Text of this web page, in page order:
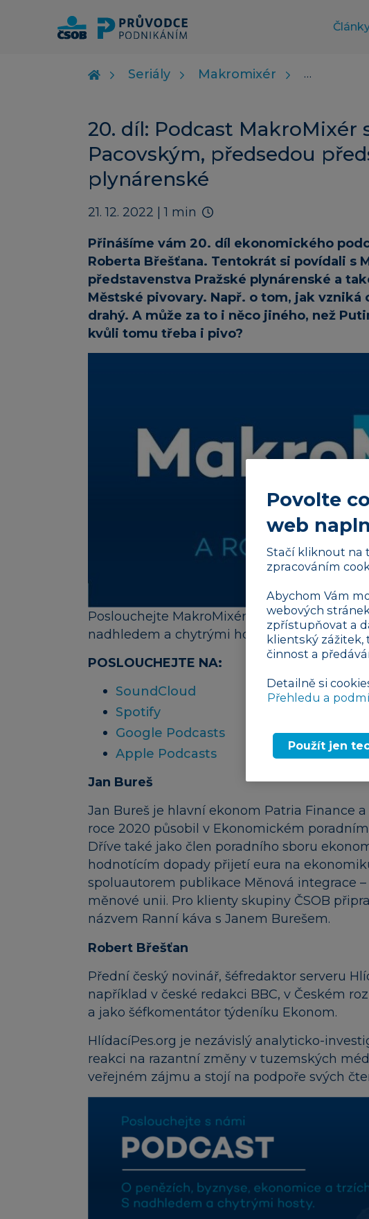
Seriály Makromixér
20. díl: Podcast MakroMixér
Pacovským, předsedou
plynárenské
21. 12. 2022 | 1 min
Přinášíme vám 20. díl ekonomického
Roberta Břešťana. Tentokrát si povídali s
představenstva Pražské plynárenské a
Městské pivovary. Např. o tom, jak vzniká
drahý. A může za to i něco jiného, než
kvůli tomu třeba i pivo?
Poslouchejte MakroMixér: O penězích,
nadhledem a chytrými hosty.
POSLOUCHEJTE NA:
SoundCloud
Spotify
Google Podcasts
Apple Podcasts
Jan Bureš
Jan Bureš je hlavní ekonom Patria Finance
roce 2020 působil v Ekonomickém
Dříve také jako člen poradního sboru
hodnotícím dopady přijetí eura na
spoluautorem publikace Měnová integrace
měnové unii. Pro klienty skupiny ČSOB
názvem Ranní káva s Janem Burešem.
Robert Břešťan
Přední český novinář, šéfredaktor serveru
například v české redakci BBC, v Českém
a jako šéfkomentátor týdeníku Ekonom.
HlídacíPes.org je nezávislý analyticko-
reakci na razantní změny v tuzemských
veřejném zájmu a stojí na podpoře svých
Povolte
web
Stačí kliknout na
zpracováním
Abychom Vám
webových
zpřístupňovat a
klientský zážitek,
činnost a
Detailně si
Přehledu a
Použít jen